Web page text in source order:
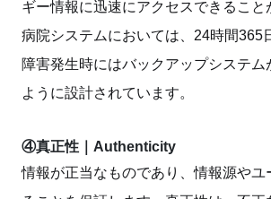
ギー情報に迅速にアクセスできること
病院システムにおいては、24時間365
障害発生時にはバックアップシステム
ように設計されています。
④真正性｜Authenticity
情報が正当なものであり、情報源やユ